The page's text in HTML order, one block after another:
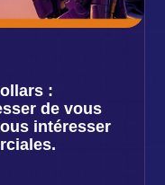
:
de vous
intéresser